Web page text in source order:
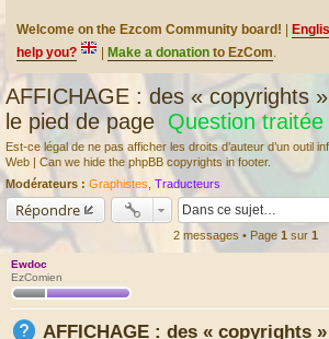
Welcome on the Ezcom Community board!
help you?
Make a donation to EzCom.
AFFICHAGE : des « copyrights
le pied de page Question traitée
Est-ce légal de ne pas afficher les droits d’auteur d’un outil
Web | Can we hide the phpBB copyrights in footer.
Modérateurs : Graphistes Traducteurs
Répondre
2 messages • Page 1 sur 1
Ewdoc
EzComien
AFFICHAGE : des « copyrights